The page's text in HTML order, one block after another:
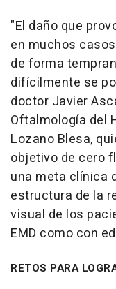
"El daño que
en muchos
de forma
difícilmente se
doctor Javier
Oftalmología del
Lozano Blesa,
objetivo de cero
una meta clínica
estructura de la
visual de los
EMD como con
RETOS PARA